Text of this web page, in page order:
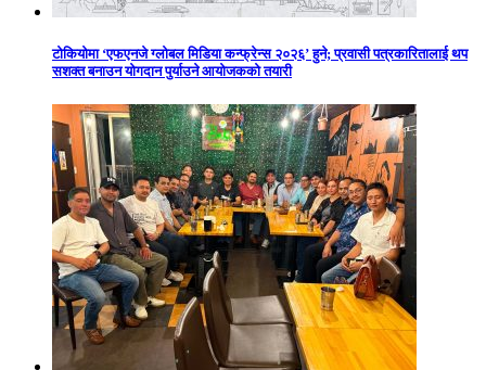
टोकियोमा ‘एफएनजे ग्लोबल मिडिया कन्फ्रेन्स २०२६’ हुने; प्रवासी पत्रकारितालाई थप
सशक्त बनाउन योगदान पुर्याउने आयोजकको तयारी